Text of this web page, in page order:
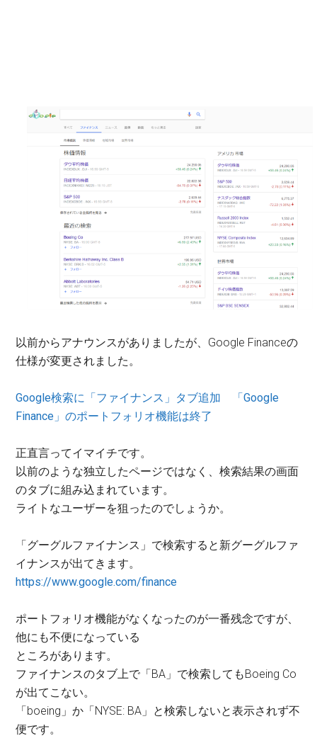
以前からアナウンスがありましたが、Google Financeの
仕様が変更されました。
Google検索に「ファイナンス」タブ追加 「Google
Finance」のポートフォリオ機能は終了
正直言ってイマイチです。
以前のような独立したページではなく、検索結果の画面
のタブに組み込まれています。
ライトなユーザーを狙ったのでしょうか。
「グーグルファイナンス」で検索すると新グーグルファ
イナンスが出てきます。
https://www.google.com/finance
ポートフォリオ機能がなくなったのが一番残念ですが、
他にも不便になっている
ところがあります。
ファイナンスのタブ上で「BA」で検索してもBoeing Co
が出てこない。
「boeing」か「NYSE: BA」と検索しないと表示されず不
便です。